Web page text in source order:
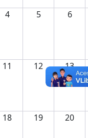
4 5 6
11 12 13
18 19 20